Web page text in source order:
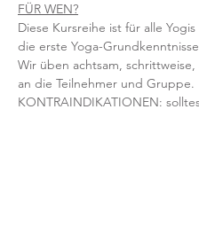
FÜR WEN?
Diese Kursreihe ist für alle
die erste Yoga-
Wir üben achtsam,
an die Teilnehmer und Gruppe.
KONTRAINDIKATIONEN: